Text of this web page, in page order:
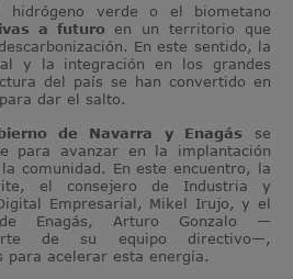
verde o el biometano
a futuroen un territorio que
En este sentido, la
y la integración en los grandes
del país se han convertido en
dar el salto.
de Navarra y Enagás se
para avanzar en la implantación
comunidad. En este encuentro, la
el consejero de Industria y
Empresarial, Mikel Irujo, y el
de Enagás, Arturo Gonzalo —
de su equipo directivo—,
para acelerar esta energía.